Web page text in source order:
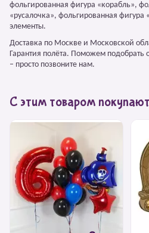
фольгированная фигура «корабль»,
«русалочка», фольгированная фигура
элементы.
Доставка по Москве и Московской
Гарантия полёта. Поможем
– просто позвоните нам.
С этим товаром покупают